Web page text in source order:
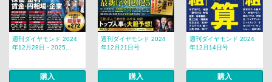
週刊ダイヤモンド 2024
年12月28日・2025...
購入
週刊ダイヤモンド 2024
年12月21日号
購入
週刊ダイヤモンド 2024
年12月14日号
購入